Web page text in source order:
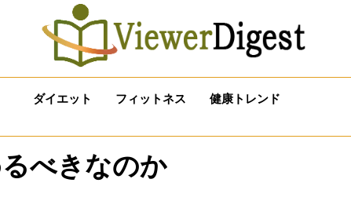
ダイエット フィットネス 健康トレンド
べきなのか